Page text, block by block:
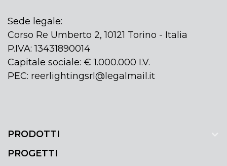
Sede legale:
Corso Re Umberto 2, 10121 Torino - Italia
P.IVA: 13431890014
Capitale sociale: € 1.000.000 I.V.
PEC: reerlightingsrl@legalmail.it
PRODOTTI
PROGETTI